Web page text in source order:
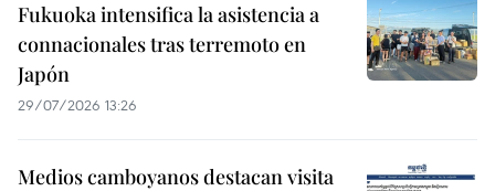
Fukuoka intensifica la asistencia a
connacionales tras terremoto en
Japón
29/07/2026 13:26
Medios camboyanos destacan visita